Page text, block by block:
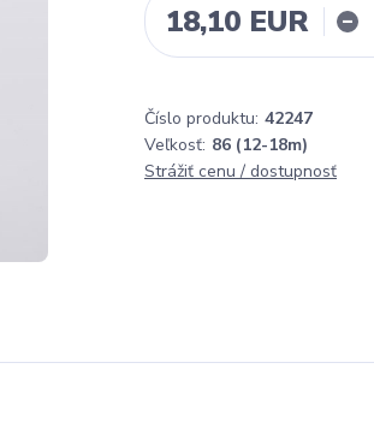
18,10 EUR
Číslo produktu: 42247
Veľkosť: 86 (12-18m)
Strážiť cenu / dostupnosť